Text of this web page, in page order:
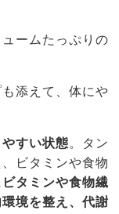
ームたっぷりの
添えて、体にや
すい状態。タン
ビタミンや食物
ビタミンや食物繊
環境を整え、代謝